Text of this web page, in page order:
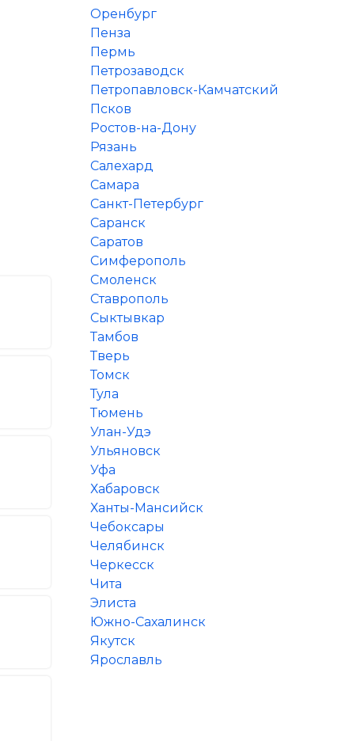
Оренбург
Пенза
Пермь
Петрозаводск
Петропавловск-Камчатский
Псков
Ростов-на-Дону
Рязань
Салехард
Самара
Санкт-Петербург
Саранск
Саратов
Симферополь
Смоленск
Ставрополь
Сыктывкар
Тамбов
Тверь
Томск
Тула
Тюмень
Улан-Удэ
Ульяновск
Уфа
Хабаровск
Ханты-Мансийск
Чебоксары
Челябинск
Черкесск
Чита
Элиста
Южно-Сахалинск
Якутск
Ярославль